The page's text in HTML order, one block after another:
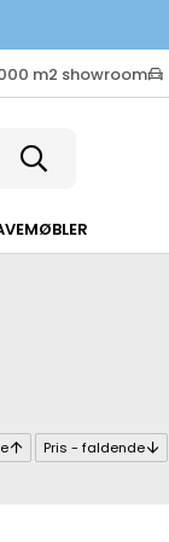
m2 showroom
Pris - faldende